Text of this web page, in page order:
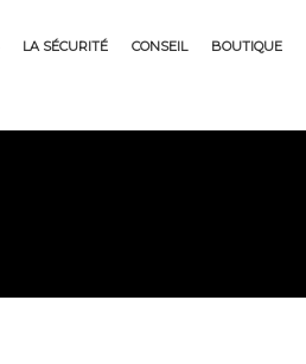
LA SÉCURITÉ CONSEIL BOUTIQUE